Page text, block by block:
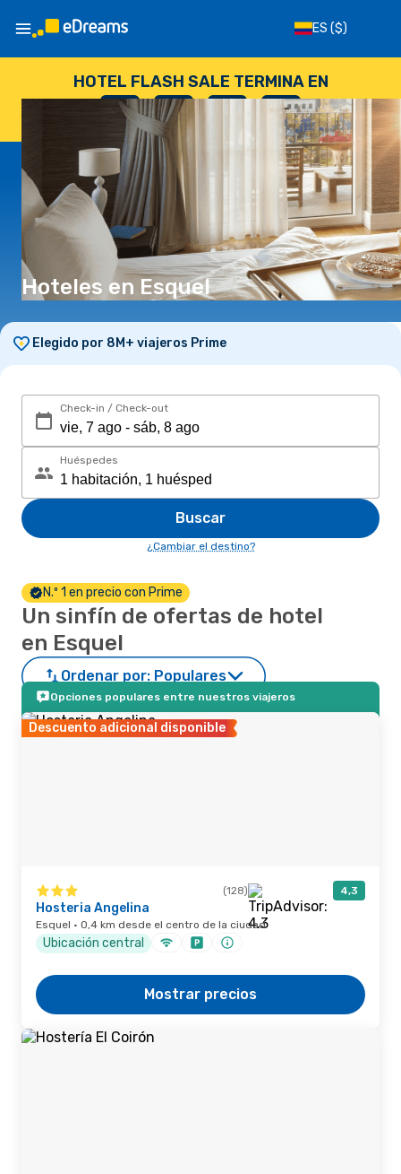
ES ($)
HOTEL FLASH SALE TERMINA EN
--
DÍAS
: --
HORAS
: --
SEGUNDOS
Hoteles en Esquel
Elegido por 8M+ viajeros Prime
Check-in / Check-out
Huéspedes
Buscar
¿Cambiar el destino?
N.º 1 en precio con Prime
Un sinfín de ofertas de hotel
en Esquel
Ordenar por: Populares
Opciones populares entre nuestros viajeros
Descuento adicional disponible
(128) 4,3
Hosteria Angelina
Esquel · 0,4 km desde el centro de la ciudad
Ubicación central
Mostrar precios